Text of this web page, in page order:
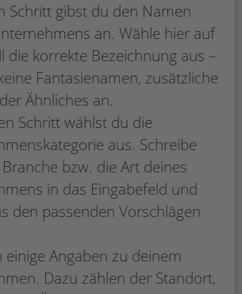
Schritt gibst du den Namen
an. Wähle hier auf
die korrekte Bezeichnung aus –
Fantasienamen, zusätzliche
Ähnliches an.
Schritt wählst du die
aus. Schreibe
bzw. die Art deines
in das Eingabefeld und
den passenden Vorschlägen
einige Angaben zu deinem
Dazu zählen der Standort,